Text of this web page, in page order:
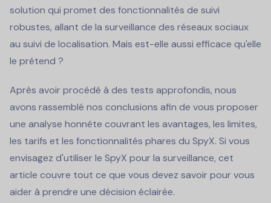
solution qui promet des fonctionnalités de suivi
robustes, allant de la surveillance des réseaux sociaux
au suivi de localisation. Mais est-elle aussi efficace qu'elle
le prétend ?
Après avoir procédé à des tests approfondis, nous
avons rassemblé nos conclusions afin de vous proposer
une analyse honnête couvrant les avantages, les limites,
les tarifs et les fonctionnalités phares du SpyX. Si vous
envisagez d'utiliser le SpyX pour la surveillance, cet
article couvre tout ce que vous devez savoir pour vous
aider à prendre une décision éclairée.